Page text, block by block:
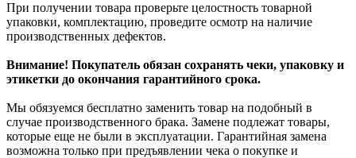
При получении товара проверьте целостность товарной
упаковки, комплектацию, проведите осмотр на наличие
производственных дефектов.
Внимание! Покупатель обязан сохранять чеки, упаковку и
этикетки до окончания гарантийного срока.
Мы обязуемся бесплатно заменить товар на подобный в
случае производственного брака. Замене подлежат товары,
которые еще не были в эксплуатации. Гарантийная замена
возможна только при предъявлении чека о покупке и